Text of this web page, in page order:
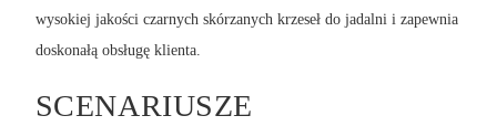
wysokiej jakości czarnych skórzanych krzeseł do jadalni i zapewnia
doskonałą obsługę klienta.
SCENARIUSZE